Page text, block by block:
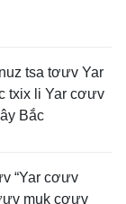
tsa tơưv Yar
txix li Yar cơưv
Bắc
“Yar cơưv
muk cơưv